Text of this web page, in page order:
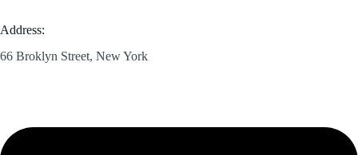
Address:
66 Broklyn Street, New York​